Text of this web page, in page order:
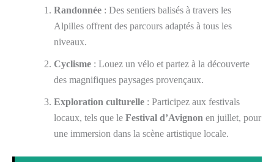
Randonnée : Des sentiers balisés à travers les
Alpilles offrent des parcours adaptés à tous les
niveaux.
Cyclisme : Louez un vélo et partez à la découverte
des magnifiques paysages provençaux.
Exploration culturelle : Participez aux festivals
locaux, tels que le Festival d’Avignon en juillet, pour
une immersion dans la scène artistique locale.